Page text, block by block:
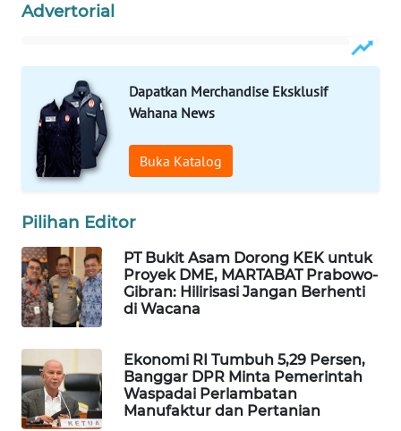
Advertorial
Dapatkan Merchandise Eksklusif
Wahana News
Buka Katalog
Pilihan Editor
PT Bukit Asam Dorong KEK untuk
Proyek DME, MARTABAT Prabowo-
Gibran: Hilirisasi Jangan Berhenti
di Wacana
Ekonomi RI Tumbuh 5,29 Persen,
Banggar DPR Minta Pemerintah
Waspadai Perlambatan
Manufaktur dan Pertanian
WAHANA
UMKM
WAHANA
SELEB
WAHANA
WAHANA
OTOMOTIF
WAHANA
HEALTH
WAHANA